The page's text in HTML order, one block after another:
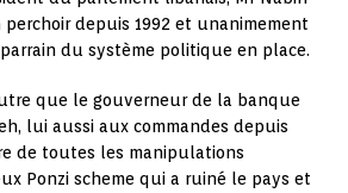
perchoir depuis 1992 et unanimement
du système politique en place.
que le gouverneur de la banque
lui aussi aux commandes depuis
de toutes les manipulations
Ponzi scheme qui a ruiné le pays et